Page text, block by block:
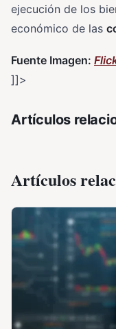
ejecución de los
económico de las
Fuente Imagen:
]]>
Artículos
Artículos